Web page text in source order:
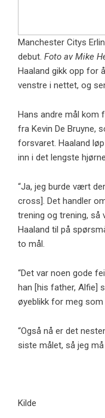
Manchester Citys
debut. Foto av Mike
Haaland gikk opp for
venstre i nettet, og
Hans andre mål kom
fra Kevin De Bruyne,
forsvaret. Haaland
inn i det lengste
“Ja, jeg burde vært
cross]. Det handler
trening og trening, så
Haaland til på
to mål.
“Det var noen gode
han [his father, Alfie]
øyeblikk for meg som
“Også nå er det
siste målet, så jeg
Kilde